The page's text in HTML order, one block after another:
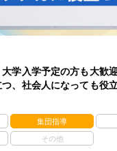
大学入学予定の方も大歓
、社会人になっても役
集団指導
その他